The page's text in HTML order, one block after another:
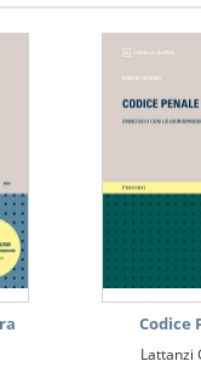
Codice
Lattanzi